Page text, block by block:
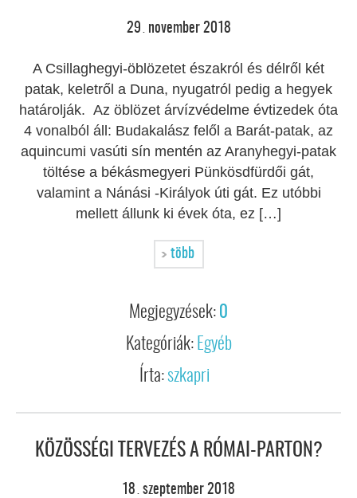
29 . november 2018
A Csillaghegyi-öblözetet északról és délről két
patak, keletről a Duna, nyugatról pedig a hegyek
határolják. Az öblözet árvízvédelme évtizedek óta
4 vonalból áll: Budakalász felől a Barát-patak, az
aquincumi vasúti sín mentén az Aranyhegyi-patak
töltése a békásmegyeri Pünkösdfürdői gát,
valamint a Nánási -Királyok úti gát. Ez utóbbi
mellett állunk ki évek óta, ez […]
több
Megjegyzések: 0
Kategóriák: Egyéb
Írta:szkapri
KÖZÖSSÉGI TERVEZÉS A RÓMAI-PARTON?
18 . szeptember 2018